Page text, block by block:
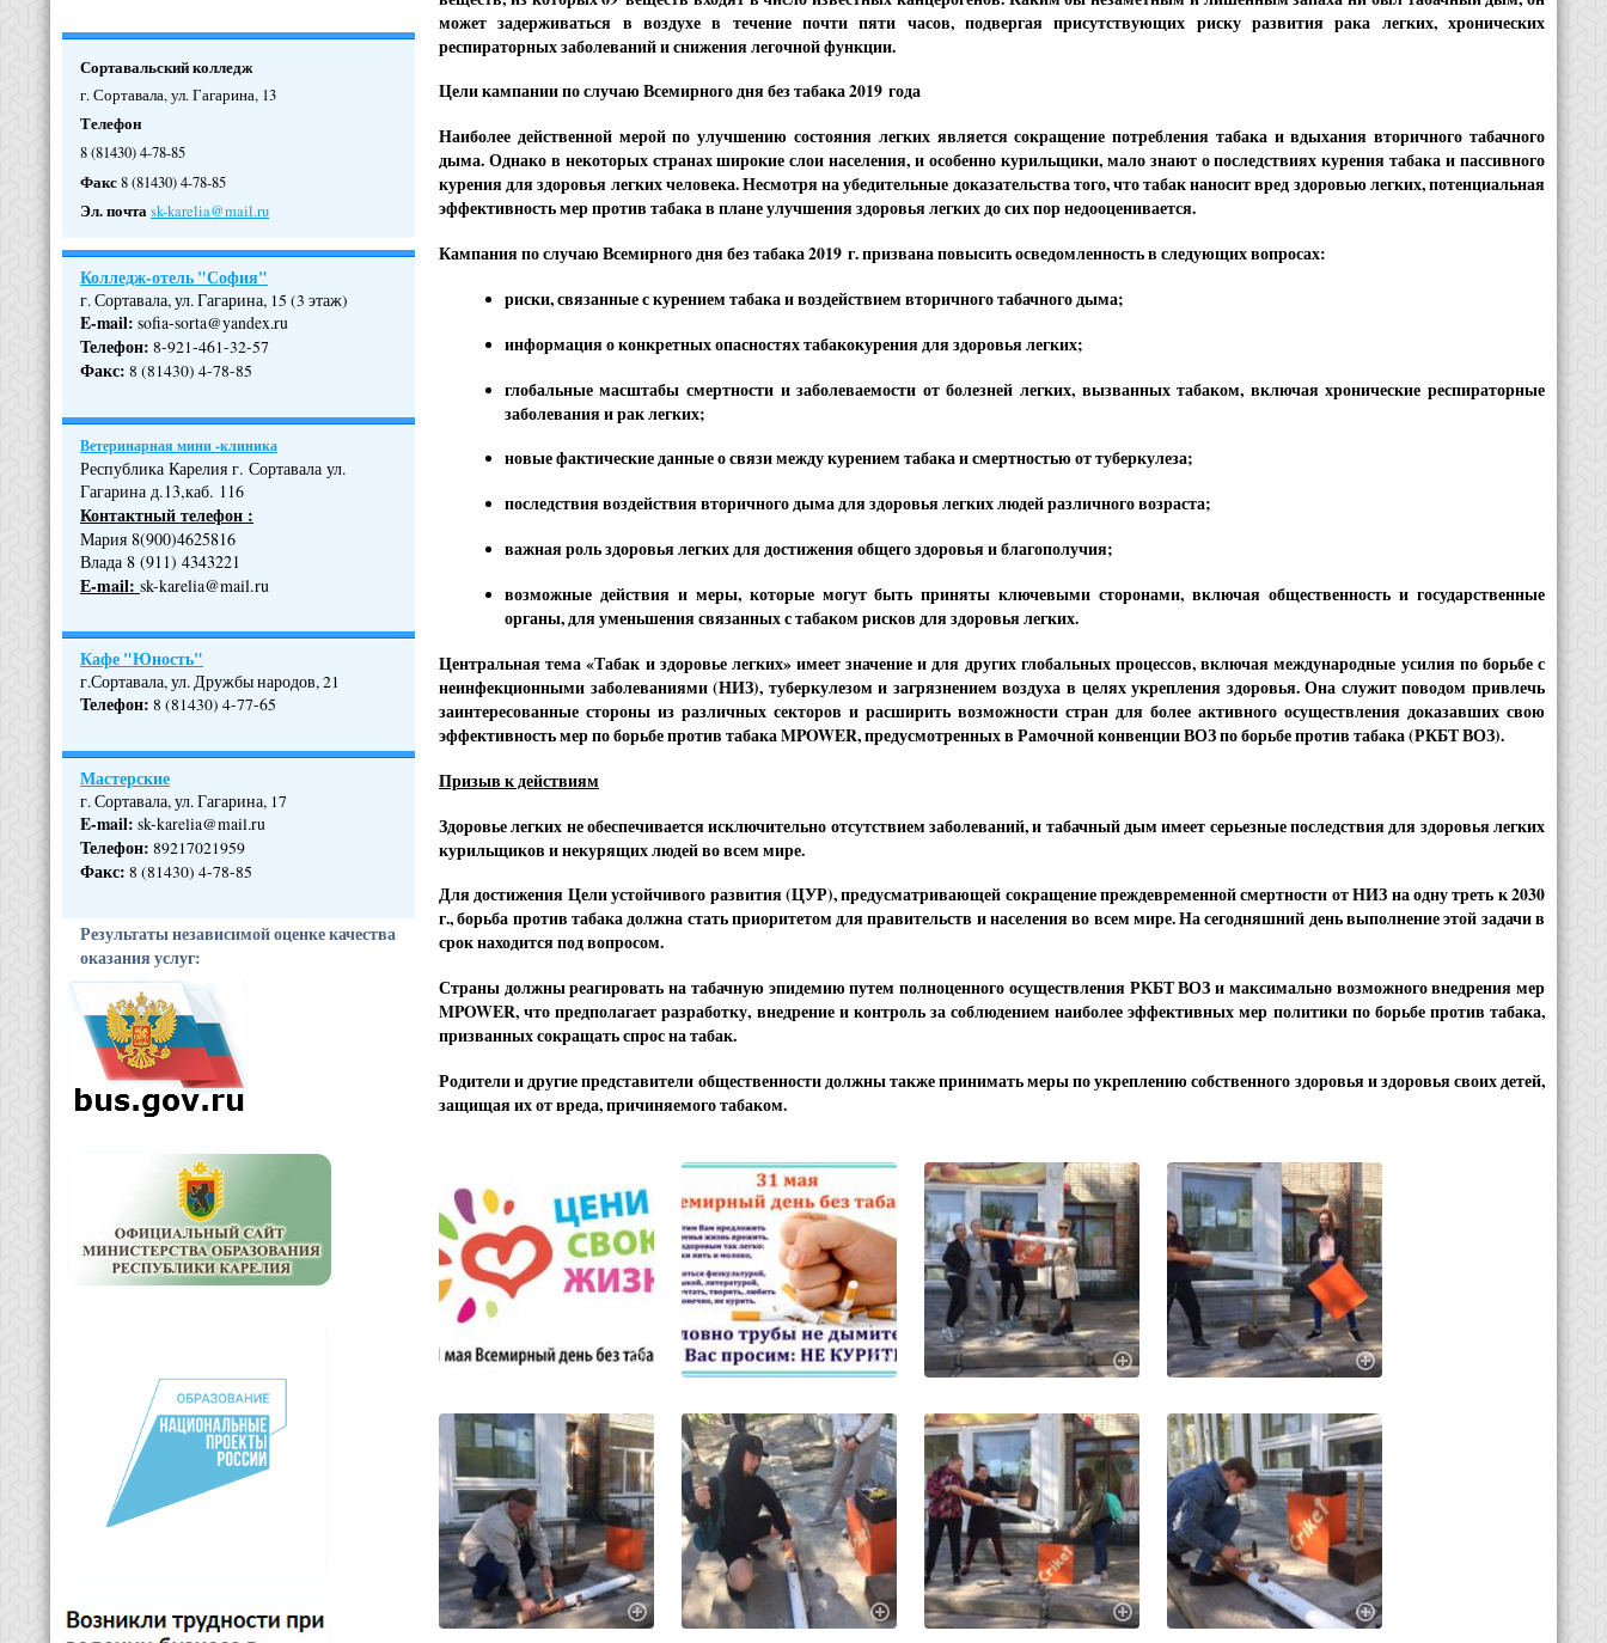
Сортавальский колледж
г. Сортавала, ул. Гагарина, 13
Телефон
8 (81430) 4-78-85
Факс8 (81430) 4-78-85
Эл. почтаsk-karelia@mail.ru
Колледж-отель "София"
г. Сортавала, ул. Гагарина, 15 (3 этаж)
E-mail: sofia-sorta@yandex.ru
Телефон: 8-921-461-32-57
Факс: 8 (81430) 4-78-85
Ветеринарная мини -клиника
Республика Карелия г. Сортавала ул.
Гагарина д.13,каб. 116
Контактный телефон :
Мария 8(900)4625816
Влада 8 (911) 4343221
Е-mail: sk-karelia@mail.ru
Кафе "Юность"
г.Сортавала, ул. Дружбы народов, 21
Телефон: 8 (81430) 4-77-65
Мастерские
г. Сортавала, ул. Гагарина, 17
E-mail: sk-karelia@mail.ru
Телефон: 89217021959
Факс: 8 (81430) 4-78-85
Результаты независимой оценке качества
оказания услуг:
может задерживаться в воздухе в течение почти пяти часов, подвергая присутствующих риску развития рака легких, хронических
респираторных заболеваний и снижения легочной функции.
Цели кампании по случаю Всемирного дня без табака 2019 года
Наиболее действенной мерой по улучшению состояния легких является сокращение потребления табака и вдыхания вторичного табачного
дыма. Однако в некоторых странах широкие слои населения, и особенно курильщики, мало знают о последствиях курения табака и пассивного
курения для здоровья легких человека. Несмотря на убедительные доказательства того, что табак наносит вред здоровью легких, потенциальная
эффективность мер против табака в плане улучшения здоровья легких до сих пор недооценивается.
Кампания по случаю Всемирного дня без табака 2019 г. призвана повысить осведомленность в следующих вопросах:
риски, связанные с курением табака и воздействием вторичного табачного дыма;
информация о конкретных опасностях табакокурения для здоровья легких;
глобальные масштабы смертности и заболеваемости от болезней легких, вызванных табаком, включая хронические респираторные
заболевания и рак легких;
новые фактические данные о связи между курением табака и смертностью от туберкулеза;
последствия воздействия вторичного дыма для здоровья легких людей различного возраста;
важная роль здоровья легких для достижения общего здоровья и благополучия;
возможные действия и меры, которые могут быть приняты ключевыми сторонами, включая общественность и государственные
органы, для уменьшения связанных с табаком рисков для здоровья легких.
Центральная тема «Табак и здоровье легких» имеет значение и для других глобальных процессов, включая международные усилия по борьбе с
неинфекционными заболеваниями (НИЗ), туберкулезом и загрязнением воздуха в целях укрепления здоровья. Она служит поводом привлечь
заинтересованные стороны из различных секторов и расширить возможности стран для более активного осуществления доказавших свою
эффективность мер по борьбе против табака MPOWER, предусмотренных в Рамочной конвенции ВОЗ по борьбе против табака (РКБТ ВОЗ).
Призыв к действиям
Здоровье легких не обеспечивается исключительно отсутствием заболеваний, и табачный дым имеет серьезные последствия для здоровья легких
курильщиков и некурящих людей во всем мире.
Для достижения Цели устойчивого развития (ЦУР), предусматривающей сокращение преждевременной смертности от НИЗ на одну треть к 2030
г., борьба против табака должна стать приоритетом для правительств и населения во всем мире. На сегодняшний день выполнение этой задачи в
срок находится под вопросом.
Страны должны реагировать на табачную эпидемию путем полноценного осуществления РКБТ ВОЗ и максимально возможного внедрения мер
MPOWER, что предполагает разработку, внедрение и контроль за соблюдением наиболее эффективных мер политики по борьбе против табака,
призванных сокращать спрос на табак.
Родители и другие представители общественности должны также принимать меры по укреплению собственного здоровья и здоровья своих детей,
защищая их от вреда, причиняемого табаком.